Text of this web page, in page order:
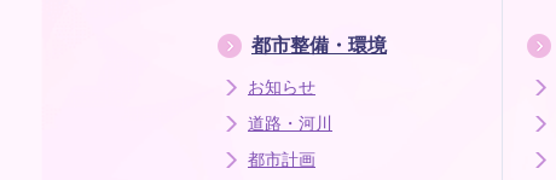
都市整備・環境
お知らせ
道路・河川
都市計画